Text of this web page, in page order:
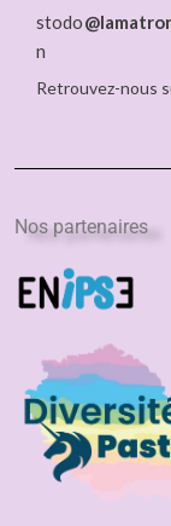
Retrouvez-nous
Nos partenaires